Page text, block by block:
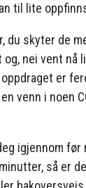
til lite
du skyter de
nei vent nå
er
venn i noen
igjennom
så er